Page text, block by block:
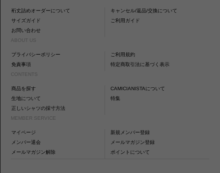
裄丈詰めオーダーについて
キャンセル/返品/交換について
サイズガイド
ご利用ガイド
お問い合わせ
ABOUT US
プライバシーポリシー
ご利用規約
免責事項
特定商取引法に基づく表示
CONTENTS
商品を探す
CAMICIANISTAについて
生地について
特集
正しいシャツの採寸方法
MEMBER SERVICE
マイページ
新規メンバー登録
メンバー退会
メールマガジン登録
メールマガジン解除
ポイントについて